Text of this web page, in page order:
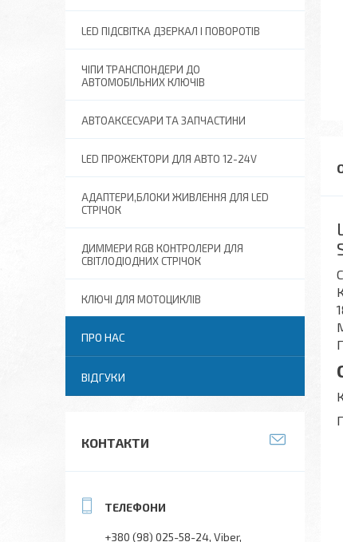
LED ПІДСВІТКА ДЗЕРКАЛ І ПОВОРОТІВ
ЧІПИ ТРАНСПОНДЕРИ ДО
АВТОМОБІЛЬНИХ КЛЮЧІВ
АВТОАКСЕСУАРИ ТА ЗАПЧАСТИНИ
LED ПРОЖЕКТОРИ ДЛЯ АВТО 12-24V
АДАПТЕРИ,БЛОКИ ЖИВЛЕННЯ ДЛЯ LED
СТРІЧОК
ДИММЕРИ RGB КОНТРОЛЕРИ ДЛЯ
СВІТЛОДІОДНИХ СТРІЧОК
КЛЮЧІ ДЛЯ МОТОЦИКЛІВ
ПРО НАС
ВІДГУКИ
КОНТАКТИ
+380 (98) 025-58-24 Viber